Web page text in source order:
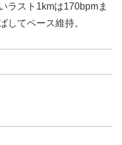
ラスト1kmは170bpmま
してペース維持。